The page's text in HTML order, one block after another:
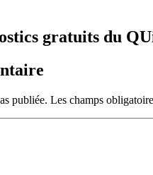
gratuits du
publiée. Les champs